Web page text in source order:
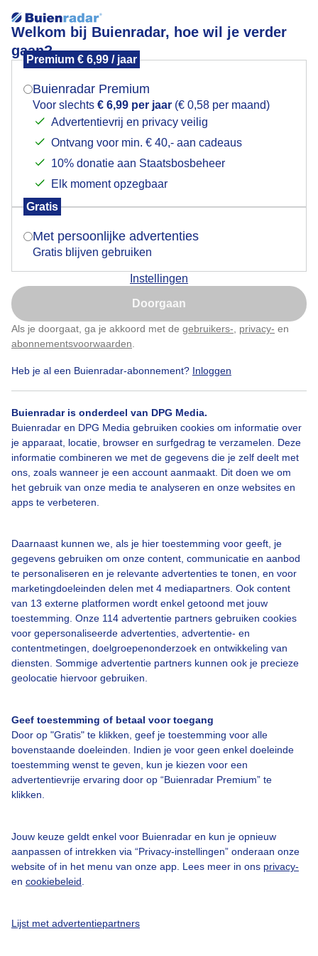
Welkom bij Buienradar, hoe wil je verder
gaan?
Premium € 6,99 / jaar
Buienradar Premium
Voor slechts € 6,99 per jaar (€ 0,58 per maand)
Advertentievrij en privacy veilig
Ontvang voor min. € 40,- aan cadeaus
10% donatie aan Staatsbosbeheer
Elk moment opzegbaar
Gratis
Met persoonlijke advertenties
Gratis blijven gebruiken
Instellingen
Doorgaan
Als je doorgaat, ga je akkoord met de gebruikers- privacy- en
abonnementsvoorwaarden
Heb je al een Buienradar-abonnement? Inloggen
Buienradar is onderdeel van DPG Media.
Buienradar en DPG Media gebruiken cookies om informatie over
je apparaat, locatie, browser en surfgedrag te verzamelen. Deze
informatie combineren we met de gegevens die je zelf deelt met
ons, zoals wanneer je een account aanmaakt. Dit doen we om
het gebruik van onze media te analyseren en onze websites en
apps te verbeteren.
Daarnaast kunnen we, als je hier toestemming voor geeft, je
gegevens gebruiken om onze content, communicatie en aanbod
te personaliseren en je relevante advertenties te tonen, en voor
marketingdoeleinden delen met 4 mediapartners. Ook content
van 13 externe platformen wordt enkel getoond met jouw
toestemming. Onze 114 advertentie partners gebruiken cookies
voor gepersonaliseerde advertenties, advertentie- en
contentmetingen, doelgroepenonderzoek en ontwikkeling van
diensten. Sommige advertentie partners kunnen ook je precieze
geolocatie hiervoor gebruiken.
Geef toestemming of betaal voor toegang
Door op "Gratis" te klikken, geef je toestemming voor alle
bovenstaande doeleinden. Indien je voor geen enkel doeleinde
toestemming wenst te geven, kun je kiezen voor een
advertentievrije ervaring door op “Buienradar Premium” te
klikken.
Jouw keuze geldt enkel voor Buienradar en kun je opnieuw
aanpassen of intrekken via “Privacy-instellingen” onderaan onze
website of in het menu van onze app. Lees meer in ons privacy-
en cookiebeleid
Lijst met advertentiepartners
Fietsen
Prachtig weer om rondje te fietsen
Herfst
Bekijk slideshow
Een moment geduld aub...
Bedrijfsgegevens
Veelgestelde vragen
Contact
Adverteren
Buienradar Team
Cookie beleid
Mogen we je locatie gebruiken voor het
Indien je hier nog geen akkoord op hebt gegeven,
verschijnt er zo een pop-up uit je browser waarin
Is goed, toon de popup
Nu niet, misschien later
Klik hierom dit aan te passen